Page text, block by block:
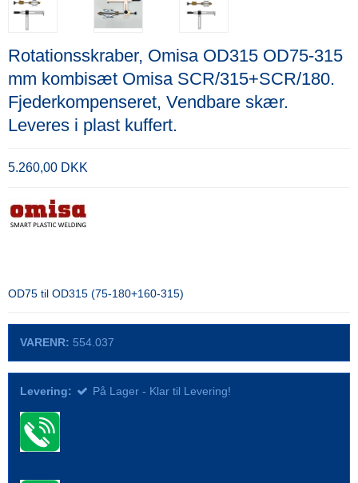
Rotationsskraber, Omisa OD315 OD75-315
mm kombisæt Omisa SCR/315+SCR/180.
Fjederkompenseret, Vendbare skær.
Leveres i plast kuffert.
5.260,00 DKK
OD75 til OD315 (75-180+160-315)
VARENR: 554.037
Levering: På Lager - Klar til Levering!